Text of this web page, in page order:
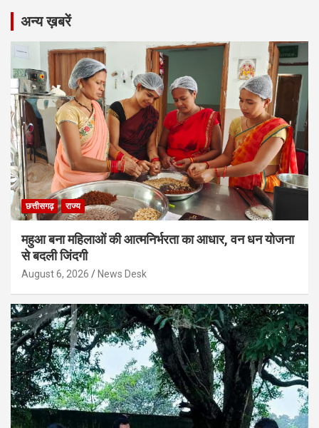
अन्य ख़बरें
छत्तीसगढ़ राज्य
महुआ बना महिलाओं की आत्मनिर्भरता का आधार, वन धन योजना
से बदली जिंदगी
August 6, 2026 News Desk